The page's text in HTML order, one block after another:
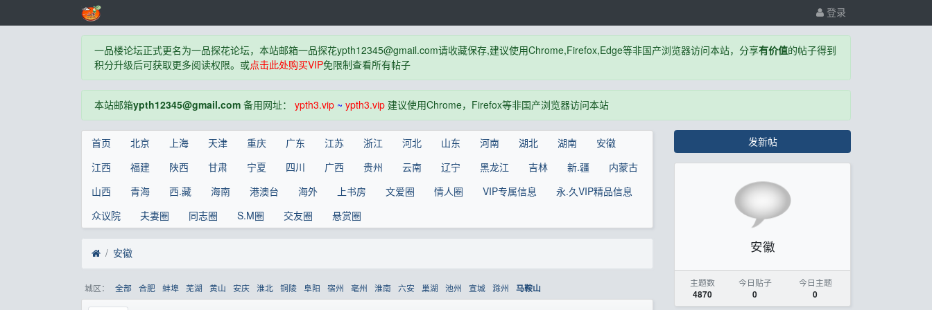
登录
一品楼论坛正式更名为一品探花论坛，本站邮箱一品探花ypth12345@gmail.com请收藏保存,建议使用Chrome,Firefox,Edge等非国产浏览器访问本站，分享有价值的帖子得到
积分升级后可获取更多阅读权限。或点击此处购买VIP免限制查看所有帖子
本站邮箱ypth12345@gmail.com备用网址： ypth3.vip~ ypth3.vip建议使用Chrome，Firefox等非国产浏览器访问本站
首页 北京 上海 天津 重庆 广东 江苏 浙江 河北 山东 河南 湖北 湖南
安徽
江西
福建 陕西 甘肃 宁夏 四川 广西 贵州 云南 辽宁 黑龙江 吉林 新.疆
内蒙古
山西
青海 西.藏 海南 港澳台 海外 上书房 文爱圈 情人圈 VIP专属信息
永.久VIP精品信息
众议院
夫妻圈 同志圈 S.M圈 交友圈 悬赏圈
安徽
城区： 全部 合肥 蚌埠 芜湖 黄山 安庆 淮北 铜陵 阜阳 宿州 亳州 淮南 六安 巢湖 池州 宣城 滁州 马鞍山
发新帖
安徽
主题数
4870
今日贴子
0
今日主题
0